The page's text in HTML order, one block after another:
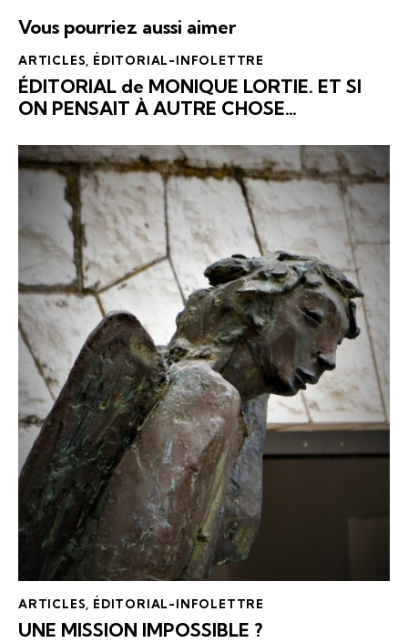
Vous pourriez aussi aimer
ARTICLES ÉDITORIAL-INFOLETTRE
ÉDITORIAL de MONIQUE LORTIE. ET SI
ON PENSAIT À AUTRE CHOSE…
ARTICLES ÉDITORIAL-INFOLETTRE
UNE MISSION IMPOSSIBLE ?